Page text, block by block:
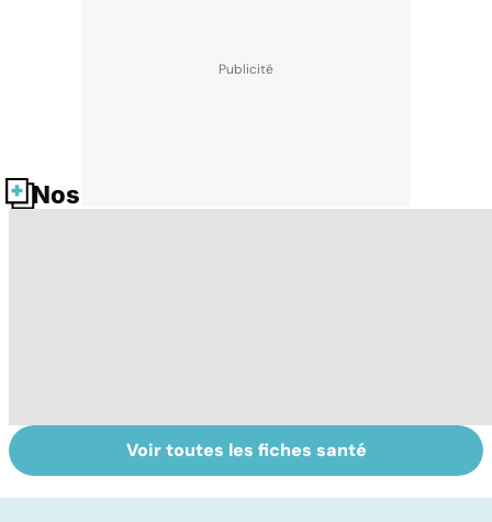
Nos fiches santé
Tout savoir sur
les infections
Tout savoir sur
les maux du froid
Voir toutes les fiches santé